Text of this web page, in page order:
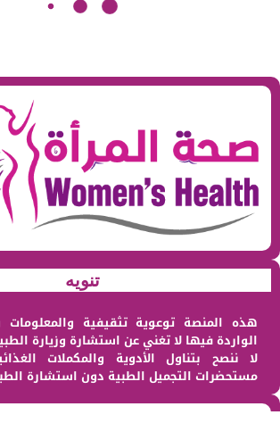
تنويه
هذه المنصة توعوية تثقيفية والمعلومات
الواردة فيها لا تغني عن استشارة وزيارة
لا ننصح بتناول الأدوية والمكملات
مستحضرات التجميل الطبية دون استشارة